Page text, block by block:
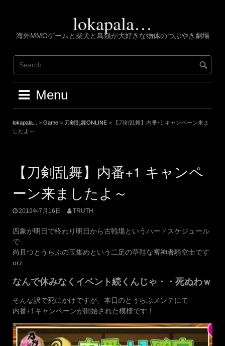
lokapala…
海外MMOゲームと柴犬と鳥類が大好きな物体のつぶやき劇場
Menu
lokapala... > Game > 刀剣乱舞ONLINE >
【刀剣乱舞】内番+1 キャンペーン来ま
したよ～
【刀剣乱舞】内番+1 キャンペ
ーン来ましたよ～
2019年7月16日 TRUTH
四象が明日で終わり明日から古戦場というハードスケジュール
で
尚且つとうらぶの玉集めという二足の草鞋な審神者騎空士です
orz
なんで休みなくイベント続くんじゃ・・死ぬわｗ
そんな訳で死にかけですが、本日のとうらぶメンテにて
内番+1キャンペーンが開始された模様です！